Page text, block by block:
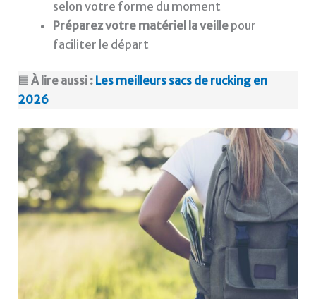
selon votre forme du moment
Préparez votre matériel la veillepour
faciliter le départ
🟦À lire aussi : Les meilleurs sacs de rucking en
2026